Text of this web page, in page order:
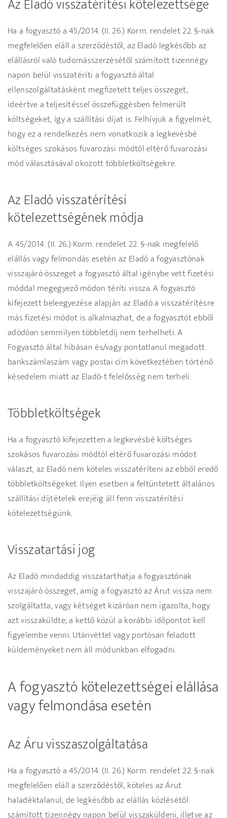
Az Eladó visszatérítési kötelezettsége
Ha a fogyasztó a 45/2014. (II. 26.) Korm. rendelet 22. §-nak
megfelelően eláll a szerződéstől, az Eladó legkésőbb az
elállásról való tudomásszerzésétől számított tizennégy
napon belül visszatéríti a fogyasztó által
ellenszolgáltatásként megfizetett teljes összeget,
ideértve a teljesítéssel összefüggésben felmerült
költségeket, így a szállítási díjat is. Felhívjuk a figyelmét,
hogy ez a rendelkezés nem vonatkozik a legkevésbé
költséges szokásos fuvarozási módtól eltérő fuvarozási
mód választásával okozott többletköltségekre.
Az Eladó visszatérítési
kötelezettségének módja
A 45/2014. (II. 26.) Korm. rendelet 22. §-nak megfelelő
elállás vagy felmondás esetén az Eladó a fogyasztónak
visszajáró összeget a fogyasztó által igénybe vett fizetési
móddal megegyező módon téríti vissza. A fogyasztó
kifejezett beleegyezése alapján az Eladó a visszatérítésre
más fizetési módot is alkalmazhat, de a fogyasztót ebből
adódóan semmilyen többletdíj nem terhelheti. A
Fogyasztó által hibásan és/vagy pontatlanul megadott
bankszámlaszám vagy postai cím következtében történő
késedelem miatt az Eladó-t felelősség nem terheli.
Többletköltségek
Ha a fogyasztó kifejezetten a legkevésbé költséges
szokásos fuvarozási módtól eltérő fuvarozási módot
választ, az Eladó nem köteles visszatéríteni az ebből eredő
többletköltségeket. Ilyen esetben a feltüntetett általános
szállítási díjtételek erejéig áll fenn visszatérítési
kötelezettségünk.
Visszatartási jog
Az Eladó mindaddig visszatarthatja a fogyasztónak
visszajáró összeget, amíg a fogyasztó az Árut vissza nem
szolgáltatta, vagy kétséget kizáróan nem igazolta, hogy
azt visszaküldte; a kettő közül a korábbi időpontot kell
figyelembe venni. Utánvéttel vagy portósan feladott
küldeményeket nem áll módunkban elfogadni.
A fogyasztó kötelezettségei elállása
vagy felmondása esetén
Az Áru visszaszolgáltatása
Ha a fogyasztó a 45/2014. (II. 26.) Korm. rendelet 22. §-nak
megfelelően eláll a szerződéstől, köteles az Árut
haladéktalanul, de legkésőbb az elállás közlésétől
számított tizennégy napon belül visszaküldeni, illetve az